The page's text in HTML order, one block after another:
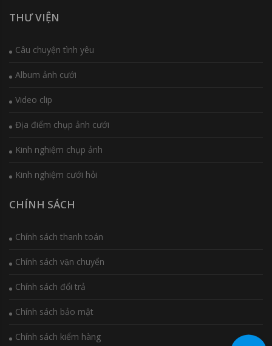
THƯ VIỆN
Câu chuyện tình yêu
Album ảnh cưới
Video clip
Địa điểm chụp ảnh cưới
Kinh nghiệm chụp ảnh
Kinh nghiệm cưới hỏi
CHÍNH SÁCH
Chính sách thanh toán
Chính sách vận chuyển
Chính sách đổi trả
Chính sách bảo mật
Chính sách kiểm hàng